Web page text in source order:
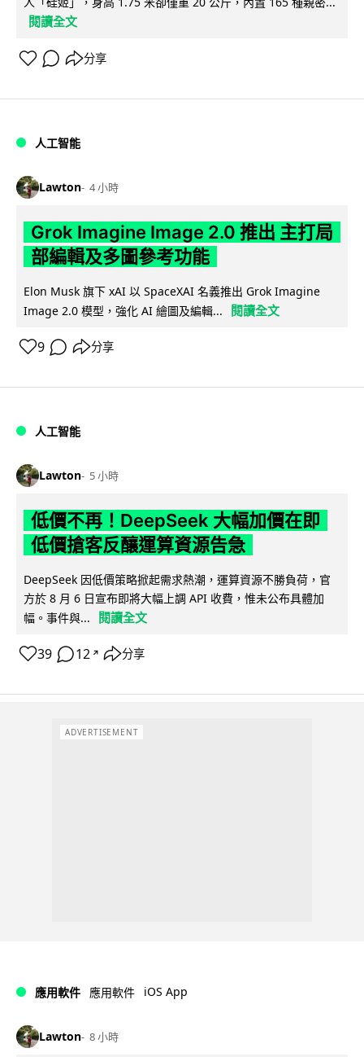
閱讀全文
分享
人工智能
Lawton 4 小時
Grok Imagine Image 2.0 推出 主打局
部編輯及多圖參考功能
Elon Musk 旗下 xAI 以 SpaceXAI 名義推出 Grok Imagine
Image 2.0 模型，強化 AI 繪圖及編輯...
閱讀全文
9 分享
人工智能
Lawton 5 小時
低價不再！DeepSeek 大幅加價在即
低價搶客反釀運算資源告急
DeepSeek 因低價策略掀起需求熱潮，運算資源不勝負荷，官
方於 8 月 6 日宣布即將大幅上調 API 收費，惟未公布具體加
幅。事件與...
閱讀全文
39 12 ↗ 分享
ADVERTISEMENT
應用軟件 應用軟件 iOS App
Lawton 8 小時